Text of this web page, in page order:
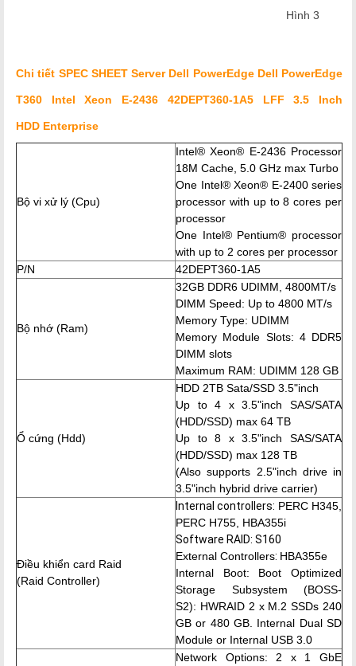
Hình 3
Chi tiết SPEC SHEET Server Dell PowerEdge Dell PowerEdge
T360 Intel Xeon E-2436 42DEPT360-1A5 LFF 3.5 Inch
HDD Enterprise
Bộ vi xử lý (Cpu)
Intel® Xeon® E-2436 Processor
18M Cache, 5.0 GHz max Turbo
One Intel® Xeon® E-2400 series
processor with up to 8 cores per
processor
One Intel® Pentium® processor
with up to 2 cores per processor
P/N
42DEPT360-1A5
Bộ nhớ (Ram)
32GB DDR6 UDIMM, 4800MT/s
DIMM Speed: Up to 4800 MT/s
Memory Type: UDIMM
Memory Module Slots: 4 DDR5
DIMM slots
Maximum RAM: UDIMM 128 GB
Ổ cứng (Hdd)
HDD 2TB Sata/SSD 3.5"inch
Up to 4 x 3.5"inch SAS/SATA
(HDD/SSD) max 64 TB
Up to 8 x 3.5"inch SAS/SATA
(HDD/SSD) max 128 TB
(Also supports 2.5"inch drive in
3.5"inch hybrid drive carrier)
Điều khiển card Raid
(Raid Controller)
Internal controllers: PERC H345,
PERC H755, HBA355i
Software RAID: S160
External Controllers: HBA355e
Internal Boot: Boot Optimized
Storage Subsystem (BOSS-
S2): HWRAID 2 x M.2 SSDs 240
GB or 480 GB. Internal Dual SD
Module or Internal USB 3.0
Network Options:
2 x 1 GbE